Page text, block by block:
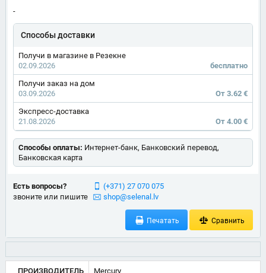
-
Способы доставки
Получи в магазине в Резекне
02.09.2026
бесплатно
Получи заказ на дом
03.09.2026
От 3.62 €
Экспресс-доставка
21.08.2026
От 4.00 €
Способы оплаты: Интернет-банк, Банковский перевод,
Банковская карта
Есть вопросы?
звоните или пишите
(+371) 27 070 075
shop@selenal.lv
Печатать Сравнить
ПРОИЗВОДИТЕЛЬ Mercury